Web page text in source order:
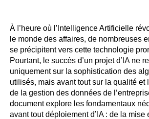
À l’heure où l’Intelligence Artificielle
le monde des affaires, de nombreuses
se précipitent vers cette technologie
Pourtant, le succès d’un projet d’IA ne
uniquement sur la sophistication des
utilisés, mais avant tout sur la qualité et
de la gestion des données de
document explore les fondamentaux
avant tout déploiement d’IA : de la mise